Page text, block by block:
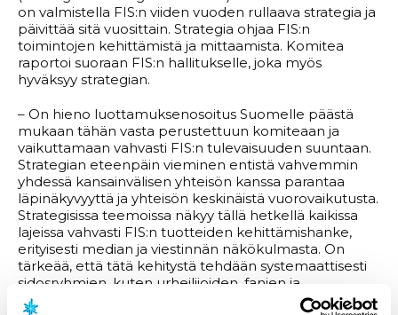
on valmistella FIS:n viiden vuoden rullaava strategia ja
päivittää sitä vuosittain. Strategia ohjaa FIS:n
toimintojen kehittämistä ja mittaamista. Komitea
raportoi suoraan FIS:n hallitukselle, joka myös
hyväksyy strategian.
– On hieno luottamuksenosoitus Suomelle päästä
mukaan tähän vasta perustettuun komiteaan ja
vaikuttamaan vahvasti FIS:n tulevaisuuden suuntaan.
Strategian eteenpäin vieminen entistä vahvemmin
yhdessä kansainvälisen yhteisön kanssa parantaa
läpinäkyvyyttä ja yhteisön keskinäistä vuorovaikutusta.
Strategisissa teemoissa näkyy tällä hetkellä kaikissa
lajeissa vahvasti FIS:n tuotteiden kehittämishanke,
erityisesti median ja viestinnän näkökulmasta. On
tärkeää, että tätä kehitystä tehdään systemaattisesti
sidosryhmien, kuten urheilijoiden, fanien ja
kilpailunjärjestäjien tarpeet huomioiden. Uusi